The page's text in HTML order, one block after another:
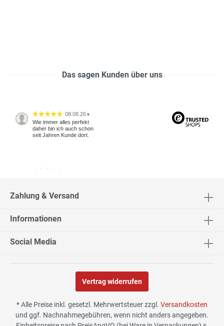
Das sagen Kunden über uns
08.08.26 ▼
Wie immer alles perfekt
daher bin ich auch schon
seit Jahren Kunde dort.
02.08.26▼
Zahlung & Versand
Informationen
Social Media
Vertrag widerrufen
* Alle Preise inkl. gesetzl. Mehrwertsteuer zzgl. Versandkosten
und ggf. Nachnahmegebühren, wenn nicht anders angegeben.